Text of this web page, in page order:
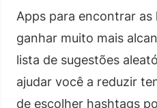
Apps para encontrar
ganhar muito mais
lista de sugestões
ajudar você a reduzir
de escolher hashtags